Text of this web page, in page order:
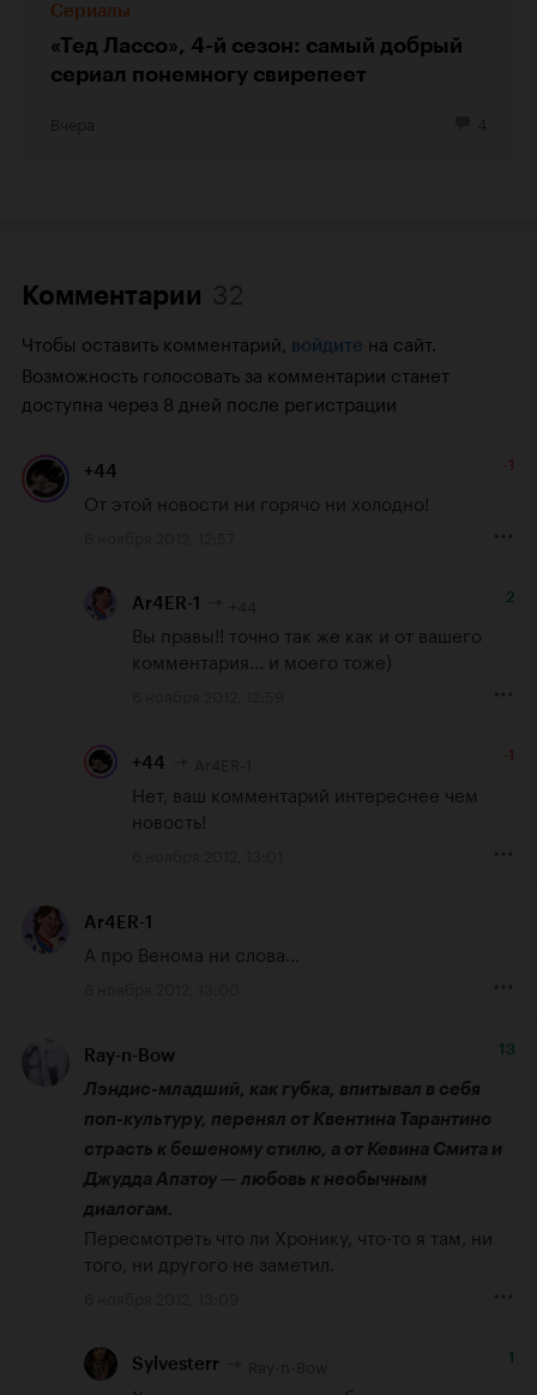
Сериалы
«Тед Лассо», 4-й сезон: самый добрый
сериал понемногу свирепеет
Комментарии
Чтобы оставить комментарий, войдите на сайт.
Возможность голосовать за комментарии станет
доступна через 8 дней после регистрации
+44 -1
От этой новости ни горячо ни холодно!
Ar4ER-1 2
Вы правы!! точно так же как и от вашего
комментария... и моего тоже)
+44 -1
Нет, ваш комментарий интереснее чем
новость!
Ar4ER-1
А про Венома ни слова...
Ray-n-Bow 13
Лэндис-младший, как губка, впитывал в себя
поп-культуру, перенял от Квентина Тарантино
страсть к бешеному стилю, а от Кевина Смита и
Джудда Апатоу — любовь к необычным
диалогам.
Пересмотреть что ли Хронику, что-то я там, ни
того, ни другого не заметил.
Sylvesterr 1